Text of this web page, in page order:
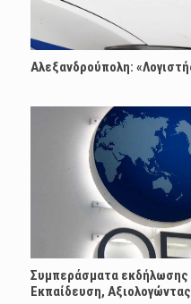
Αλεξανδρούπολη:
Συμπεράσματα
Εκπαίδευση,